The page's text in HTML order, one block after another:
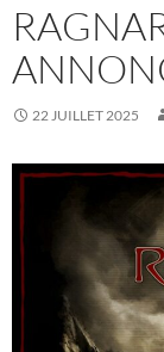
22 JUILLET 2025